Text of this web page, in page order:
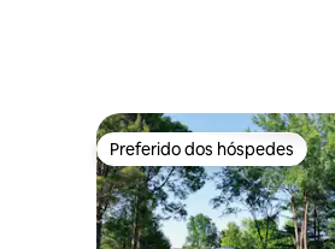
Preferido dos hóspedes
Preferido dos hóspedes